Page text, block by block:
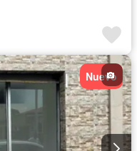
Nuevo